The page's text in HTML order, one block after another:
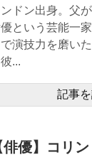
ンドン出身。父
という芸能一
演技力を磨い
彼...
記事
俳優】コリ